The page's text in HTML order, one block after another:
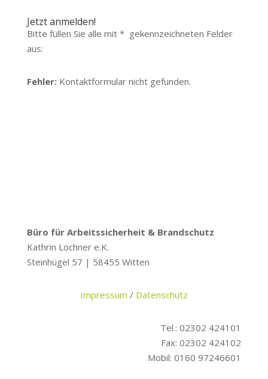
Jetzt anmelden!
Bitte füllen Sie alle mit * gekennzeichneten Felder
aus:
Fehler:Kontaktformular nicht gefunden.
Büro für Arbeitssicherheit & Brandschutz
Kathrin Lochner e.K.
Steinhügel 57 | 58455 Witten
Impressum / Datenschutz
Tel.: 02302 424101
Fax: 02302 424102
Mobil: 0160 97246601